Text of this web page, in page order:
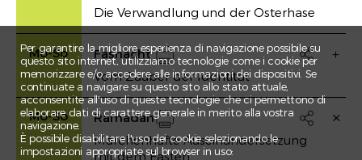
Drucken
Die Verwandlung und der Osterhase
Mo-So Fasnacht
Drucken

Vom Zauber der Identität
Mo-So Ramadan
Drucken

Märchenhafte Auseinandersetzung
mit dem Fasten
Per garantire la migliore esperienza di navigazione possibile su
questo sito internet, utilizziamo tecnologie come i cookie per
memorizzare e/o accedere alle informazioni dei dispositivi. Se
continuate a navigare su questo sito allo stato attuale,
acconsentite all'uso di queste tecnologie che ci permettono di
elaborare dati di carattere generale in merito alla vostra
navigazione.
È possibile disabilitare l'uso dei cookie selezionando le
impostazioni appropriate sul browser in uso: